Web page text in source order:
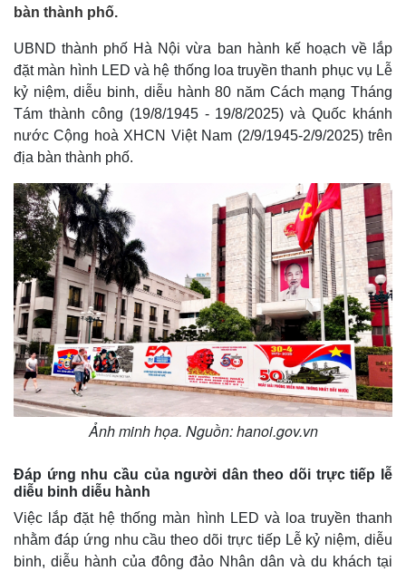
bàn thành phố.
UBND thành phố Hà Nội vừa ban hành kế hoạch về lắp
đặt màn hình LED và hệ thống loa truyền thanh phục vụ Lễ
kỷ niệm, diễu binh, diễu hành 80 năm Cách mạng Tháng
Tám thành công (19/8/1945 - 19/8/2025) và Quốc khánh
nước Cộng hoà XHCN Việt Nam (2/9/1945-2/9/2025) trên
địa bàn thành phố.
Ảnh minh họa. Nguồn: hanoi.gov.vn
Đáp ứng nhu cầu của người dân theo dõi trực tiếp lễ
diễu binh diễu hành
Việc lắp đặt hệ thống màn hình LED và loa truyền thanh
nhằm đáp ứng nhu cầu theo dõi trực tiếp Lễ kỷ niệm, diễu
binh, diễu hành của đông đảo Nhân dân và du khách tại